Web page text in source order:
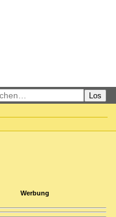
Los
Werbung